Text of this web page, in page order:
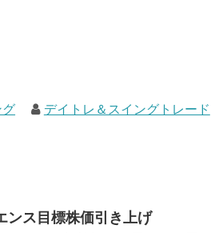
グ デイトレ＆スイングトレード
ンス目標株価引き上げ